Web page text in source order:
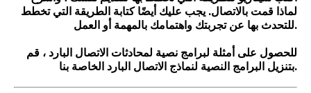
لماذا قمت بالاتصال. يجب عليك أيضًا كتابة الطريقة التي تخطط
للتحدث بها عن تجربتك واهتمامك بالمهمة أو العمل.
للحصول على أمثلة لبرامج نصية لمحادثات الاتصال البارد ، قم
بتنزيل البرامج النصية لنماذج الاتصال البارد الخاصة بنا.